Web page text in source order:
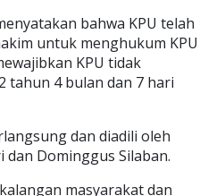
bahwa KPU telah
untuk menghukum KPU
KPU tidak
tahun 4 bulan dan 7 hari
dan diadili oleh
dan Dominggus Silaban.
masyarakat dan